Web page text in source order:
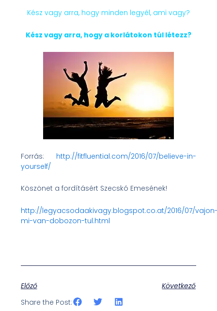
Kész vagy arra, hogy minden legyél, ami vagy?
Kész vagy arra, hogy a korlátokon túl létezz?
Forrás: http://fitfluential.com/2016/07/believe-in-
yourself/
Köszönet a fordításért Szecskó Emesének!
http://legyacsodaakivagy.blogspot.co.at/2016/07/
mi-van-dobozon-tul.html
Előző
Következő
Share the Post: